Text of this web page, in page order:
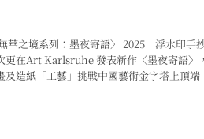
華之境系列：墨夜寄語〉 2025 浮水印手
更在Art Karlsruhe 發表新作〈墨夜寄語〉
及造紙「工藝」挑戰中國藝術金字塔上頂